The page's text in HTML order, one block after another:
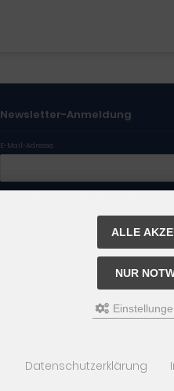
Newsletter-Anmeldung
E-Mail-Adresse:
ALLE
NUR
Datenschutzerklärung